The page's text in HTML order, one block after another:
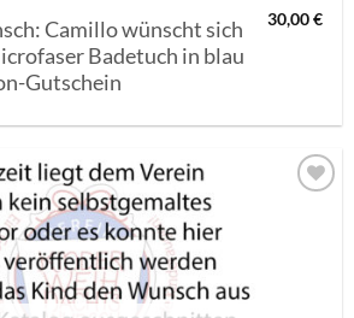
Camillo wünscht sich
Badetuch in blau
Gutschein
30,00€